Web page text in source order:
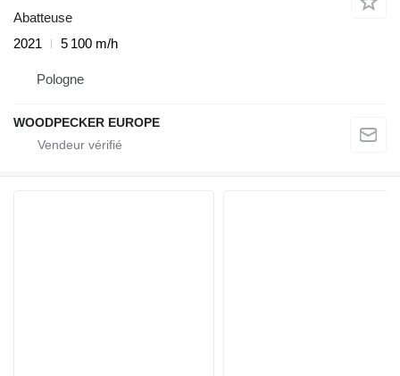
Abatteuse
2021
5 100 m/h
Pologne
WOODPECKER EUROPE